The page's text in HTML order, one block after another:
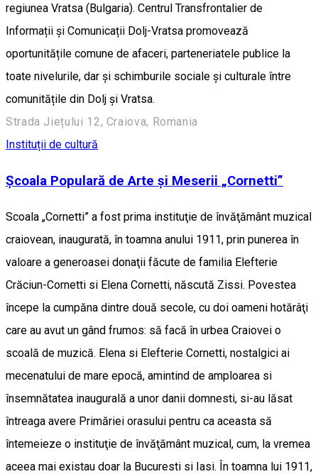
regiunea Vratsa (Bulgaria). Centrul Transfrontalier de
Informații și Comunicații Dolj-Vratsa promovează
oportunitățile comune de afaceri, parteneriatele publice la
toate nivelurile, dar și schimburile sociale și culturale între
comunitățile din Dolj și Vratsa.
Strada Jiețului 12, Craiova, Romania
Instituții de cultură
Școala Populară de Arte şi Meserii „Cornetti”
Scoala „Cornetti” a fost prima instituţie de învăţământ muzical
craiovean, inaugurată, în toamna anului 1911, prin punerea în
valoare a generoasei donaţii făcute de familia Elefterie
Crăciun-Cornetti si Elena Cornetti, născută Zissi. Povestea
începe la cumpăna dintre două secole, cu doi oameni hotărâţi
care au avut un gând frumos: să facă în urbea Craiovei o
scoală de muzică. Elena si Elefterie Cornetti, nostalgici ai
mecenatului de mare epocă, amintind de amploarea si
însemnătatea inaugurală a unor danii domnesti, si-au lăsat
întreaga avere Primăriei orasului pentru ca aceasta să
întemeieze o instituţie de învăţământ muzical, cum, la vremea
aceea mai existau doar la Bucuresti si Iasi. În toamna lui 1911,